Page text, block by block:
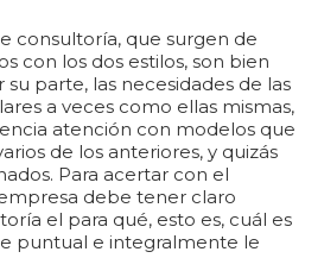
consultoría, que surgen de
con los dos estilos, son bien
su parte, las necesidades de las
a veces como ellas mismas,
atención con modelos que
de los anteriores, y quizás
Para acertar con el
debe tener claro
el para qué, esto es, cuál es
puntual e integralmente le